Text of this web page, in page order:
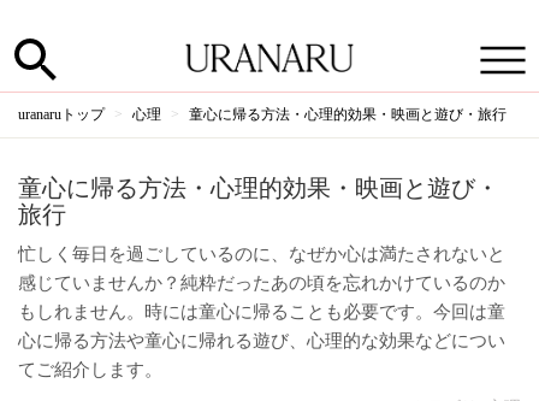
uranaruトップ 心理 童心に帰る方法・心理的効果・映画と遊び・旅行
童心に帰る方法・心理的効果・映画と遊び・
旅行
忙しく毎日を過ごしているのに、なぜか心は満たされないと
感じていませんか？純粋だったあの頃を忘れかけているのか
もしれません。時には童心に帰ることも必要です。今回は童
心に帰る方法や童心に帰れる遊び、心理的な効果などについ
てご紹介します。